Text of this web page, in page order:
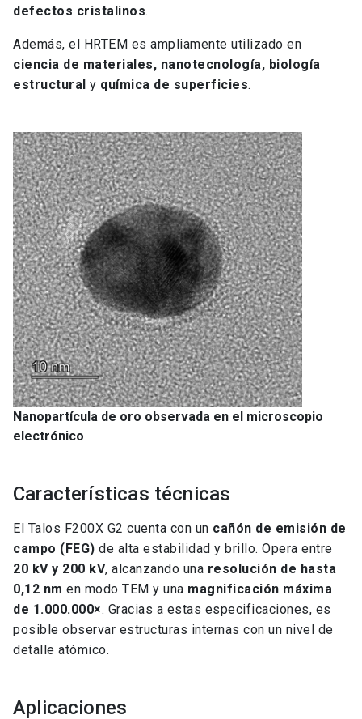
defectos cristalinos.
Además, el HRTEM es ampliamente utilizado en
ciencia de materiales, nanotecnología, biología
estructural y química de superficies.
Nanopartícula de oro observada en el microscopio
electrónico
Características técnicas
El Talos F200X G2 cuenta con un cañón de emisión de
campo (FEG) de alta estabilidad y brillo. Opera entre
20 kV y 200 kV, alcanzando una resolución de hasta
0,12 nm en modo TEM y una magnificación máxima
de 1.000.000×. Gracias a estas especificaciones, es
posible observar estructuras internas con un nivel de
detalle atómico.
Aplicaciones